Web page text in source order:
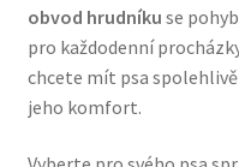
Wolf of Wilderness
obvod hrudníku se
pro každodenní
chcete mít psa
jeho komfort.